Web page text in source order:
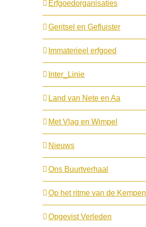
Erfgoedorganisaties
Geritsel en Gefluister
Immaterieel erfgoed
Inter_Linie
Land van Nete en Aa
Met Vlag en Wimpel
Nieuws
Ons Buurtverhaal
Op het ritme van de Kempen
Opgevist Verleden